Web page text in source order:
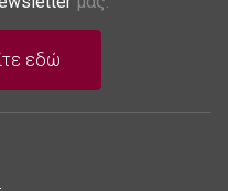
εδώ